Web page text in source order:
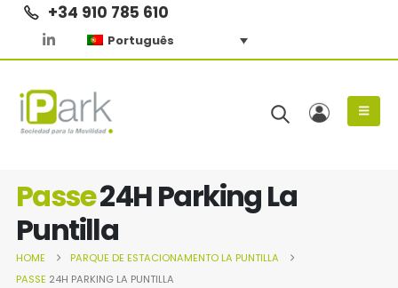
+34 910 785 610
Português
Passe24H Parking La
Puntilla
HOME PARQUE DE ESTACIONAMENTOLA PUNTILLA
PASSE 24H PARKING LA PUNTILLA